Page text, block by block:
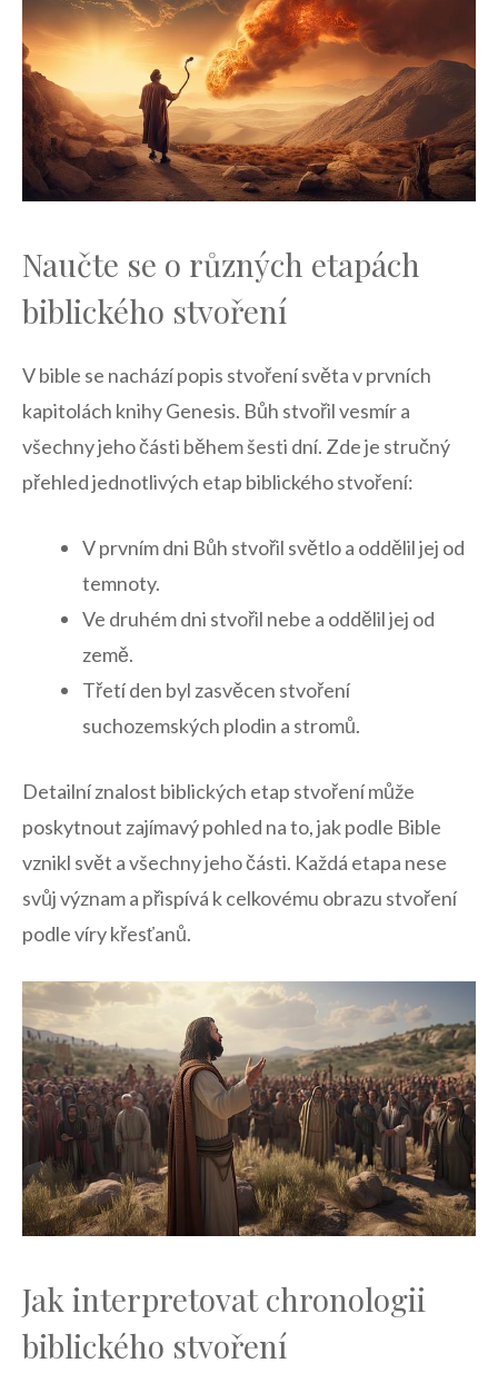
Naučte se o různých etapách
biblického stvoření
V bible se nachází popis stvoření světa v prvních
kapitolách knihy Genesis. Bůh stvořil vesmír a
všechny jeho části během šesti dní. Zde je stručný
přehled jednotlivých etap biblického stvoření:
V prvním dni Bůh stvořil světlo a oddělil jej od
temnoty.
Ve druhém dni stvořil nebe a oddělil jej od
země.
Třetí den byl zasvěcen stvoření
suchozemských plodin a stromů.
Detailní znalost biblických etap stvoření může
poskytnout zajímavý pohled na to, jak podle Bible
vznikl svět a všechny jeho části. Každá etapa nese
svůj význam a přispívá k celkovému obrazu stvoření
podle víry křesťanů.
Jak interpretovat chronologii
biblického stvoření